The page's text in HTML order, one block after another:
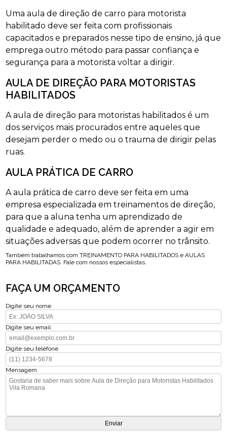
Uma aula de direção de carro para motorista
habilitado deve ser feita com profissionais
capacitados e preparados nesse tipo de ensino, já que
emprega outro método para passar confiança e
segurança para a motorista voltar a dirigir.
AULA DE DIREÇÃO PARA MOTORISTAS
HABILITADOS
A aula de direção para motoristas habilitados é um
dos serviços mais procurados entre aqueles que
desejam perder o medo ou o trauma de dirigir pelas
ruas.
AULA PRÁTICA DE CARRO
A aula prática de carro deve ser feita em uma
empresa especializada em treinamentos de direção,
para que a aluna tenha um aprendizado de
qualidade e adequado, além de aprender a agir em
situações adversas que podem ocorrer no trânsito.
Também trabalhamos com TREINAMENTO PARA HABILITADOS e AULAS
PARA HABILITADAS. Fale com nossos especialistas.
FAÇA UM ORÇAMENTO
Digite seu nome
Digite seu email
Digite seu telefone
Mensagem